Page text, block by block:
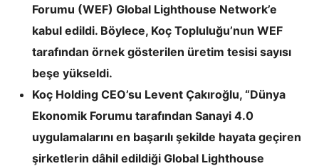
Forumu (WEF) Global Lighthouse Network’e
kabul edildi. Böylece, Koç Topluluğu’nun WEF
tarafından örnek gösterilen üretim tesisi sayısı
beşe yükseldi.
Koç Holding CEO’su Levent Çakıroğlu, “Dünya
Ekonomik Forumu tarafından Sanayi 4.0
uygulamalarını en başarılı şekilde hayata geçiren
şirketlerin dâhil edildiği Global Lighthouse